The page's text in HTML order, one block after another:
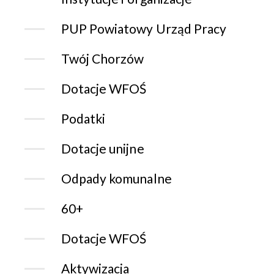
PUP Powiatowy Urząd Pracy
Twój Chorzów
Dotacje WFOŚ
Podatki
Dotacje unijne
Odpady komunalne
60+
Dotacje WFOŚ
Aktywizacja